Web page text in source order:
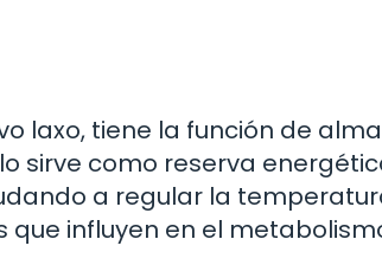
laxo, tiene la función de
sirve como reserva
a regular la
influyen en el